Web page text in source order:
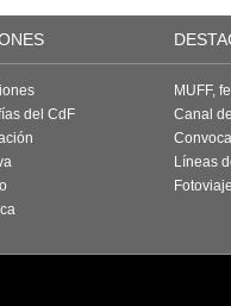
del CdF
MUFF,
Canal
Líneas